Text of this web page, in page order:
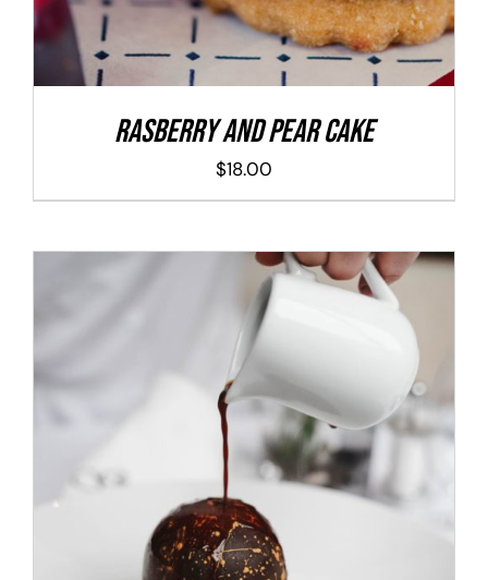
Rasberry And Pear Cake
$18.00
ADD TO CART DETALLES